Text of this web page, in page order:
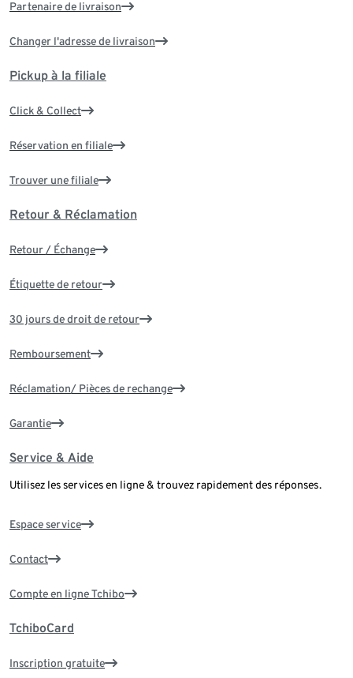
Partenaire de livraison
Changer l'adresse de livraison
Pickup à la filiale
Click & Collect
Réservation en filiale
Trouver une filiale
Retour & Réclamation
Retour / Échange
Étiquette de retour
30 jours de droit de retour
Remboursement
Réclamation/ Pièces de rechange
Garantie
Service & Aide
Utilisez les services en ligne & trouvez rapidement des réponses.
Espace service
Contact
Compte en ligne Tchibo
TchiboCard
Inscription gratuite